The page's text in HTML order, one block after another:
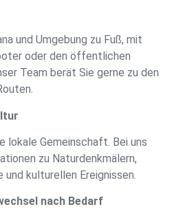
und Umgebung zu Fuß, mit
oder den öffentlichen
Team berät Sie gerne zu den
lokale Gemeinschaft. Bei uns
zu Naturdenkmälern,
und kulturellen Ereignissen.
nach Bedarf